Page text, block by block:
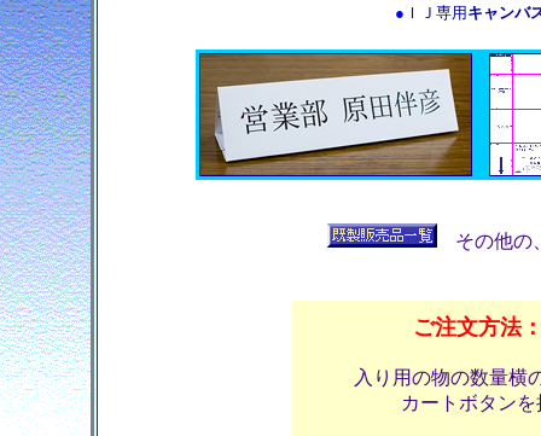
● ＩＪ専用 キャンバ
その他の
ご注文方法
入り用の物の数量横
カートボタン